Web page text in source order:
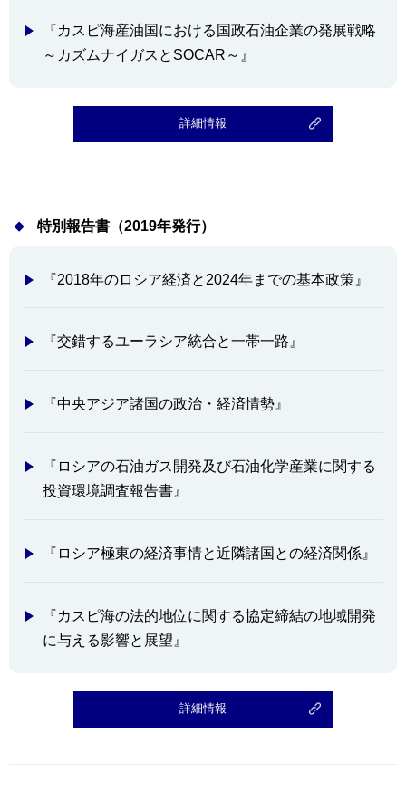
『カスピ海産油国における国政石油企業の発展戦略
～カズムナイガスとSOCAR～』
詳細情報
特別報告書（2019年発行）
『2018年のロシア経済と2024年までの基本政策』
『交錯するユーラシア統合と一帯一路』
『中央アジア諸国の政治・経済情勢』
『ロシアの石油ガス開発及び石油化学産業に関する
投資環境調査報告書』
『ロシア極東の経済事情と近隣諸国との経済関係』
『カスピ海の法的地位に関する協定締結の地域開発
に与える影響と展望』
詳細情報